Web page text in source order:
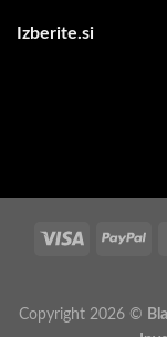
Izberite.si
Copyright 2026 ©